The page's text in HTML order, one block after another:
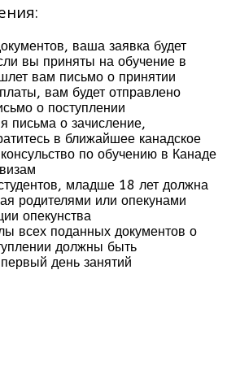
ваша заявка будет
вы приняты на обучение в
вам письмо о принятии
вам будет отправлено
о поступлении
письма о зачисление,
в ближайшее канадское
по обучению в Канаде
младше 18 лет должна
родителями или опекунами
опекунства
всех поданных документов о
должны быть
день занятий